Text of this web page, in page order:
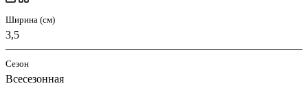
Ширина (см)
3,5
Сезон
Всесезонная